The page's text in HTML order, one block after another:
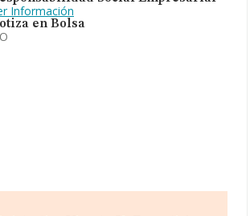
Información
en Bolsa